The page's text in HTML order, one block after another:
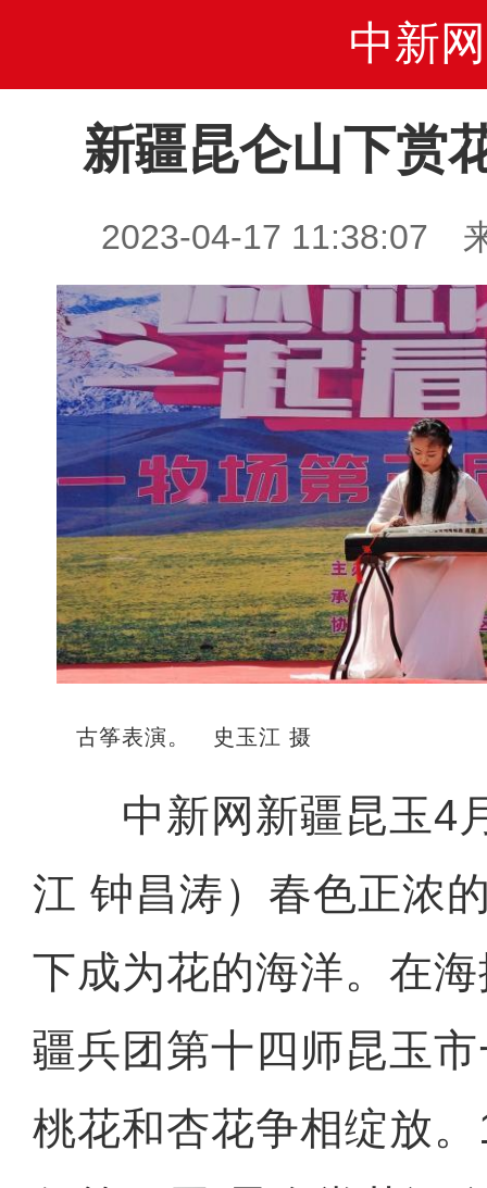
中新网
新疆昆仑山下赏
2023-04-17 11:38:07
古筝表演。 史玉江 摄
中新网新疆昆玉4
江 钟昌涛）春色正浓
下成为花的海洋。在
疆兵团第十四师昆玉
桃花和杏花争相绽放